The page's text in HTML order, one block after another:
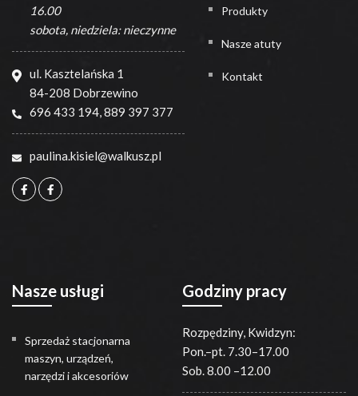
16.00
sobota, niedziela: nieczynne
ul. Kasztelańska 1
84-208 Dobrzewino
696 433 194,889 397 377
paulina.kisiel@walkusz.pl
Produkty
Nasze atuty
Kontakt
Nasze usługi
Sprzedaż stacjonarna
maszyn, urządzeń,
narzędzi i akcesoriów
Godziny pracy
Rozpędziny, Kwidzyn:
Pon.–pt. 7.30–17.00
Sob. 8.00 –12.00